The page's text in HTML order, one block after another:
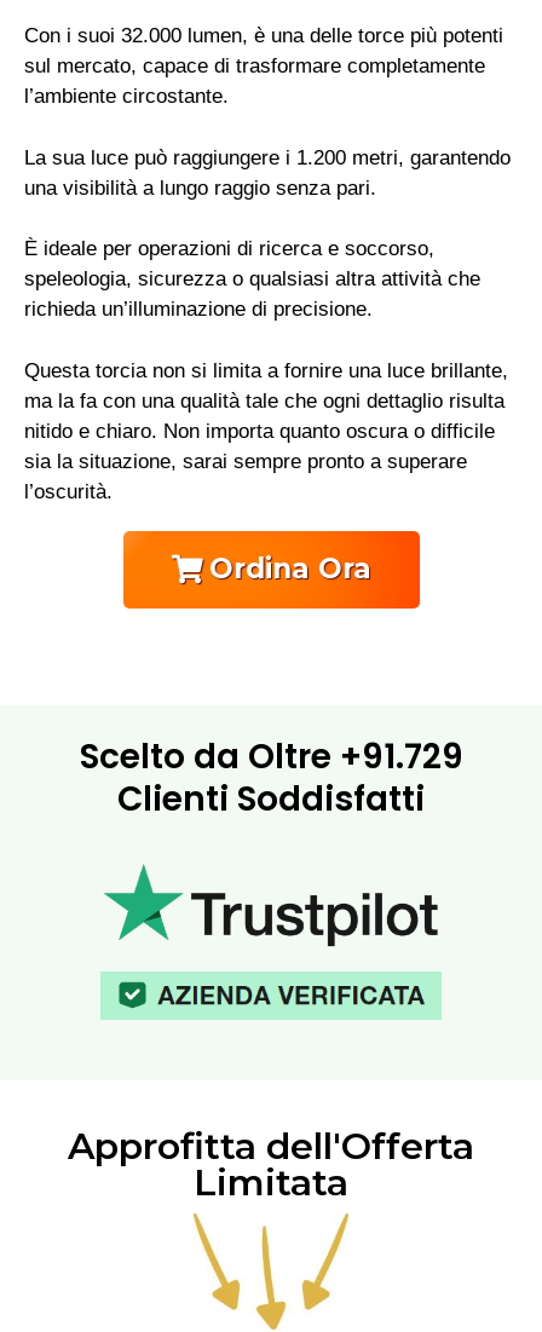
Con i suoi 32.000 lumen, è una delle torce più potenti
sul mercato, capace di trasformare completamente
l’ambiente circostante.
La sua luce può raggiungere i 1.200 metri, garantendo
una visibilità a lungo raggio senza pari.
È ideale per operazioni di ricerca e soccorso,
speleologia, sicurezza o qualsiasi altra attività che
richieda un’illuminazione di precisione.
Questa torcia non si limita a fornire una luce brillante,
ma la fa con una qualità tale che ogni dettaglio risulta
nitido e chiaro. Non importa quanto oscura o difficile
sia la situazione, sarai sempre pronto a superare
l’oscurità.
Ordina Ora
Scelto da Oltre +91.729
Clienti Soddisfatti
Approfitta dell'Offerta
Limitata